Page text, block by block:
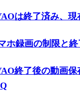
は終了済み、現
ホ録画の制限と
終了後の動画